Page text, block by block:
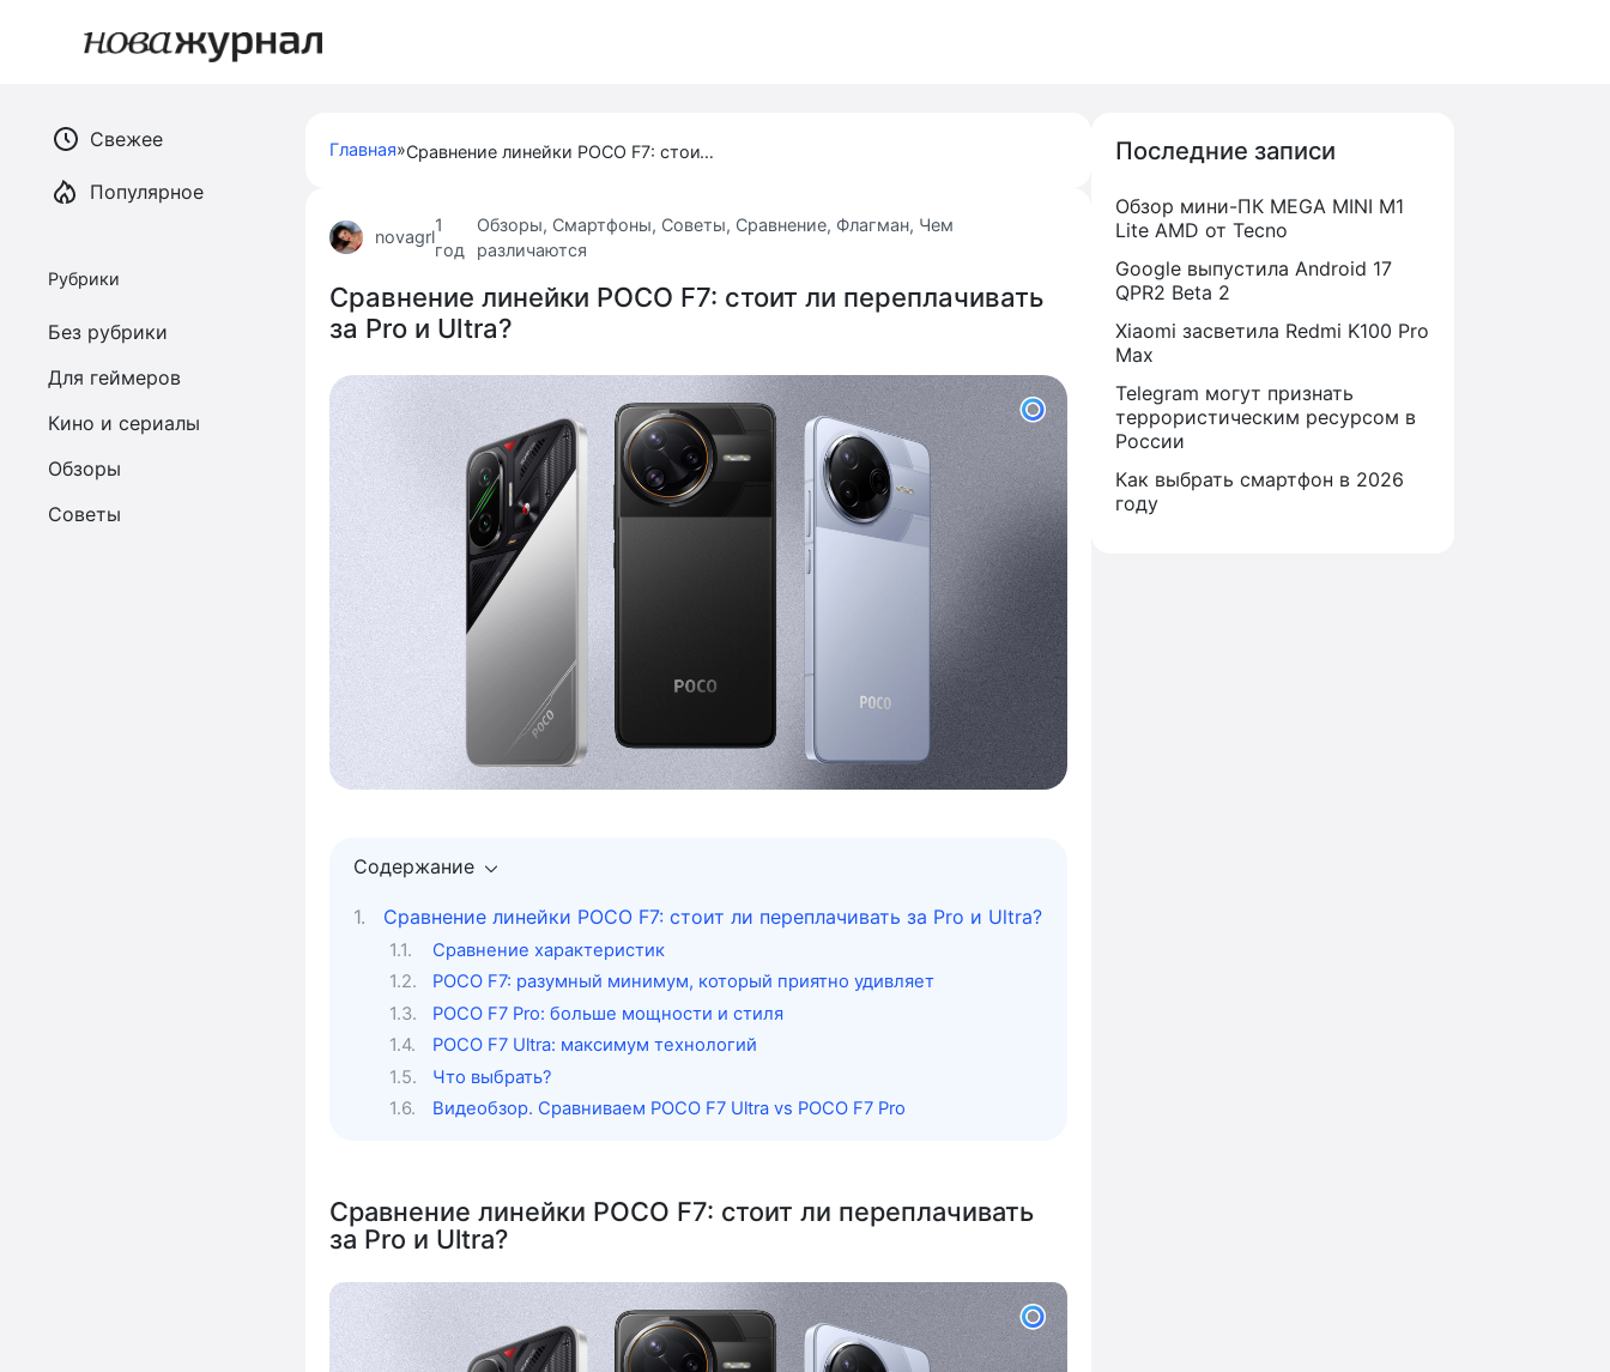
Главная» Сравнение линейки POCO F7: стоит ли переплачивать за Pro и Ultra?
novagrl
1
год
Обзоры, Смартфоны, Советы, Сравнение, Флагман, Чем
различаются
Сравнение линейки POCO F7: стоит ли переплачивать
за Pro и Ultra?
Содержание
Сравнение линейки POCO F7: стоит ли переплачивать за Pro и Ultra?
Сравнение характеристик
POCO F7: разумный минимум, который приятно удивляет
POCO F7 Pro: больше мощности и стиля
POCO F7 Ultra: максимум технологий
Что выбрать?
Видеобзор. Сравниваем POCO F7 Ultra vs POCO F7 Pro
Сравнение линейки POCO F7: стоит ли переплачивать
за Pro и Ultra?
Свежее
Популярное
Рубрики
Без рубрики
Для геймеров
Кино и сериалы
Обзоры
Советы
Последние записи
Обзор мини-ПК MEGA MINI M1
Lite AMD от Tecno
Google выпустила Android 17
QPR2 Beta 2
Xiaomi засветила Redmi K100 Pro
Max
Telegram могут признать
террористическим ресурсом в
России
Как выбрать смартфон в 2026
году